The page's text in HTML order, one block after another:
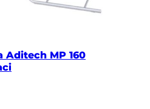
Aditech MP 160